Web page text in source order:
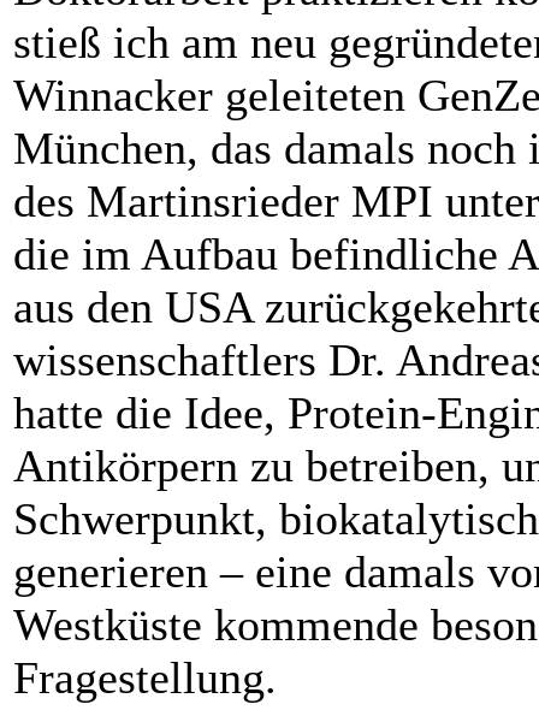
stieß ich am neu
Winnacker geleiteten
München, das damals
des Martinsrieder MPI
die im Aufbau befind­liche
aus den USA
wissen­schaftlers ­Dr.
hatte die Idee, Protein-
Antikörpern zu betreiben,
Schwerpunkt,
generieren – eine damals
Westküste kommende
Frage­stellung.